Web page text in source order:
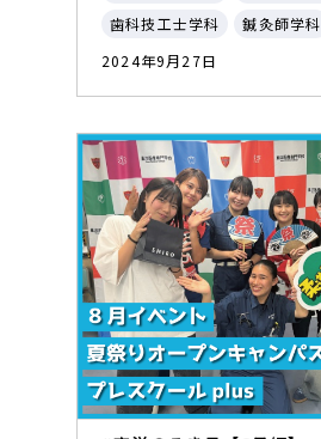
歯科技工士学科
鍼灸師学科
2024年9月27日